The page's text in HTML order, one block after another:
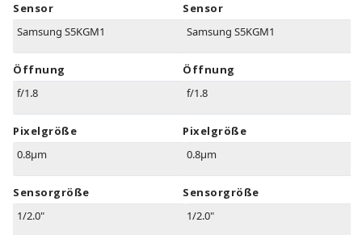
Sensor
Samsung S5KGM1
Öffnung
f/1.8
Pixelgröße
0.8µm
Sensorgröße
1/2.0"
Sensor
Samsung S5KGM1
Öffnung
f/1.8
Pixelgröße
0.8µm
Sensorgröße
1/2.0"